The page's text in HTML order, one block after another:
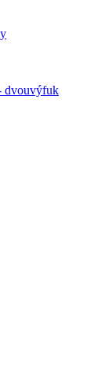
dvouvýfuk